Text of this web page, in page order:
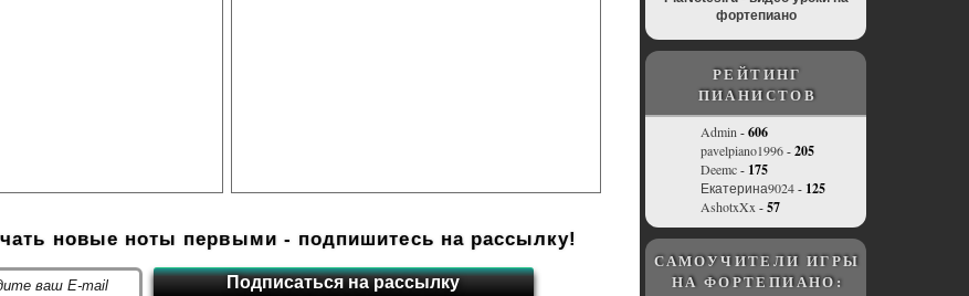
новые ноты первыми - подпишитесь на рассылку!
фортепиано
РЕЙТИНГ
ПИАНИСТОВ
Admin -606
pavelpiano1996-205
Deemc- 175
Екатерина9024- 125
AshotxXx -57
САМОУЧИТЕЛИ ИГРЫ
НА ФОРТЕПИАНО: